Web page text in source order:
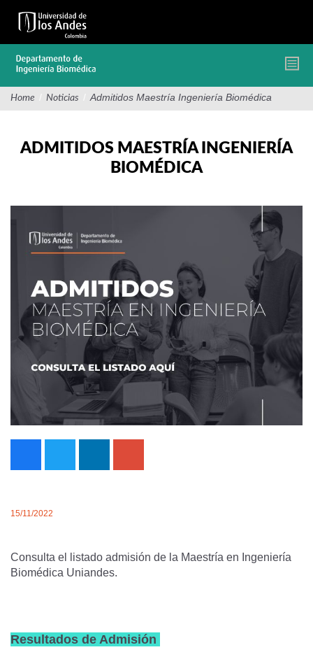
contenido
Home / Noticias / Admitidos Maestría Ingeniería Biomédica
ADMITIDOS MAESTRÍA INGENIERÍA
BIOMÉDICA
15/11/2022
Consulta el listado admisión de la Maestría en Ingeniería
Biomédica Uniandes.
Resultados de Admisión